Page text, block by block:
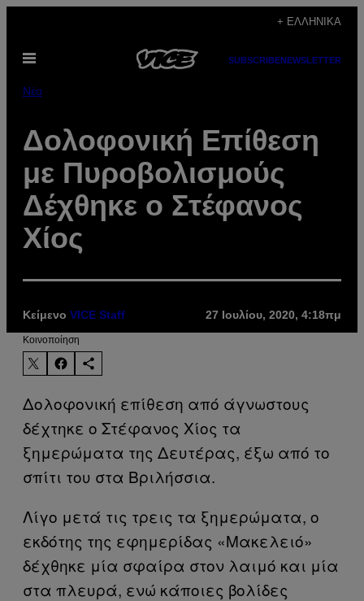
περιεχόμενο
+ ΕΛΛΗΝΙΚΆ
Ανοίξτε
SUBSCRIBENEWSLETTER
Νέα
Δολοφονική Επίθεση
με Πυροβολισμούς
Δέχθηκε ο Στέφανος
Χίος
Κείμενο VICE Staff 27 Ιουλίου, 2020, 4:18πμ
Kοινοποίηση
Δολοφονική επίθεση από άγνωστους
δέχτηκε ο Στέφανος Χίος τα
ξημερώματα της Δευτέρας, έξω από το
σπίτι του στα Βριλήσσια.
Λίγο μετά τις τρεις τα ξημερώματα, ο
εκδότης της εφημερίδας «Μακελειό»
δέχθηκε μία σφαίρα στον λαιμό και μία
στα πλευρά, ενώ κάποιες βολίδες